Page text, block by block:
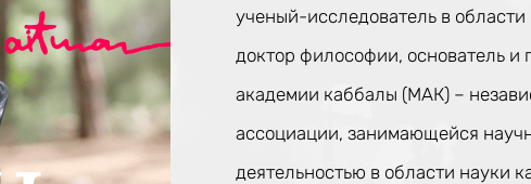
ученый-исследователь в
доктор философии, основатель
академии каббалы (МАК) –
ассоциации, занимающейся
деятельностью в области науки